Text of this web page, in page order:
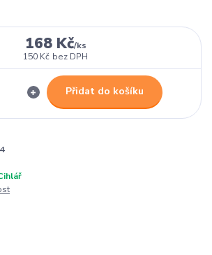
168 Kč/ks
150 Kč bez DPH
Přidat do košíku